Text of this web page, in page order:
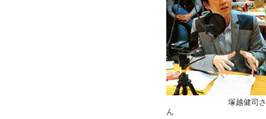
塚越健司
ん